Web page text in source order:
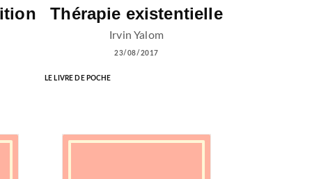
Thérapie existentielle
Irvin Yalom
23/08/2017
LE LIVRE DE POCHE